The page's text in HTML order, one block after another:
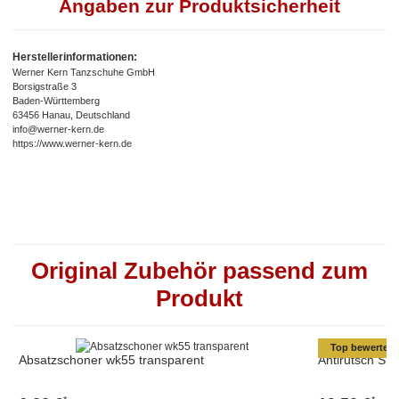
Angaben zur Produktsicherheit
Herstellerinformationen:
Werner Kern Tanzschuhe GmbH
Borsigstraße 3
Baden-Württemberg
63456 Hanau, Deutschland
info@werner-kern.de
https://www.werner-kern.de
Original Zubehör passend zum
Produkt
Absatzschoner wk55 transparent
Top bewertet
Antirutsch